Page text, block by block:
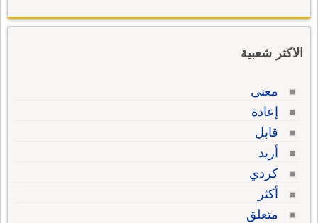
الاكثر شعبية
معنى
إعادة
قابل
أريد
كردي
أكثر
متعلق